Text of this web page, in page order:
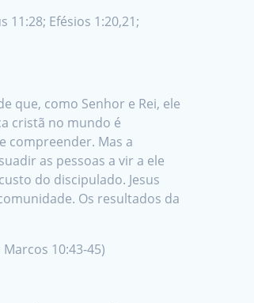
11:28; Efésios 1:20,21;
que, como Senhor e Rei, ele
cristã no mundo é
compreender. Mas a
as pessoas a vir a ele
do discipulado. Jesus
Os resultados da
10:43-45)